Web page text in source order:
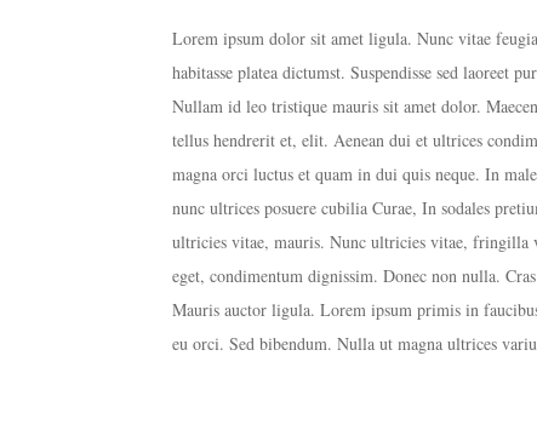
Lorem ipsum dolor sit amet ligula. Nunc vitae
habitasse platea dictumst. Suspendisse sed laoreet
Nullam id leo tristique mauris sit amet dolor.
tellus hendrerit et, elit. Aenean dui et ultrices
magna orci luctus et quam in dui quis neque. In
nunc ultrices posuere cubilia Curae, In sodales
ultricies vitae, mauris. Nunc ultricies vitae, fringilla
eget, condimentum dignissim. Donec non nulla.
Mauris auctor ligula. Lorem ipsum primis in
eu orci. Sed bibendum. Nulla ut magna ultrices